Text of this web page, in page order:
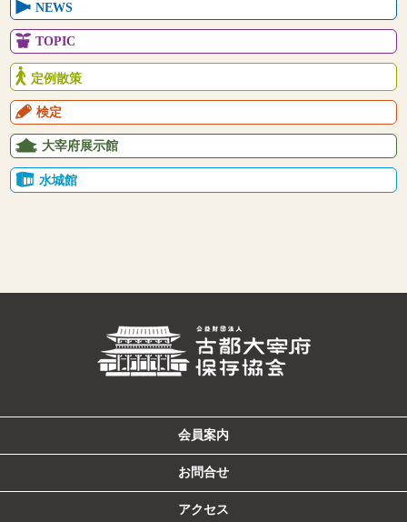
NEWS
TOPIC
定例散策
検定
大宰府展示館
水城館
会員案内
お問合せ
アクセス